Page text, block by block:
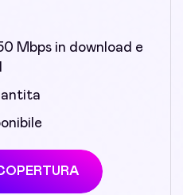
Mbps in download e